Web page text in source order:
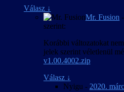
Válasz ↓
Mr. Fusion -
szerint:
Korábbi változatokat
jelek szerint véletlenül
v1.00.4002.zip
Válasz ↓
Nyigu - 2020.